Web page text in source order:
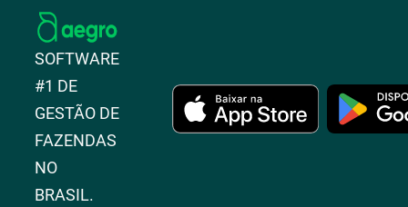
SOFTWARE
#1 DE
GESTÃO DE
FAZENDAS
NO
BRASIL.